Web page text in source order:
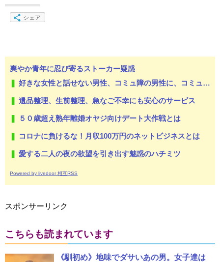
シェア
爽やか青年に忍び寄るストーカー疑惑
好きな女性と話せない男性、コミュ障の男性に、コミュ力向上セラピー講座
遺品整理、生前整理、急なご不幸にも安心のサービス
５０歳超え熟年離婚オヤジ向けデート大作戦とは
コロナに負けるな！月収100万円のネットビジネスとは
愛する二人の夜の欲望を引き出す魅惑のハチミツ
Powered by livedoor 相互RSS
スポンサーリンク
こちらも読まれています
《馴初め》地味でダサいあの男。女子達は